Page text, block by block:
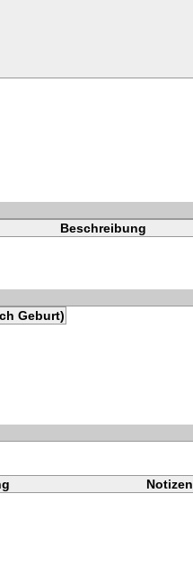
Beschreibung
Geburt)
Notizen